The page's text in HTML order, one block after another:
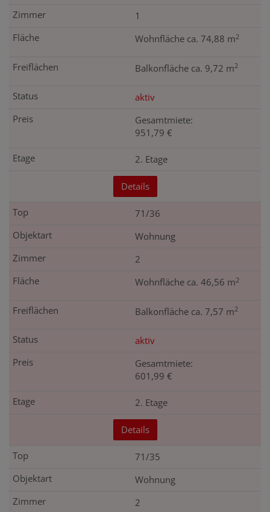
1
Wohnfläche ca. 74,88 m2
Balkonfläche ca. 9,72 m2
aktiv
Gesamtmiete:
951,79 €
2. Etage
Details
71/36
Wohnung
2
Wohnfläche ca. 46,56 m2
Balkonfläche ca. 7,57 m2
aktiv
Gesamtmiete:
601,99 €
2. Etage
Details
71/35
Wohnung
2